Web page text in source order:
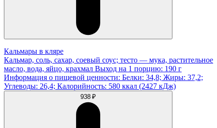
Кальмары в кляре
Кальмар, соль, сахар, соевый соус; тесто — мука, растительное
масло, вода, яйцо, крахмал Выход на 1 порцию: 190 г
Информация о пищевой ценности: Белки: 34,8; Жиры: 37,2;
Углеводы: 26,4; Калорийность: 580 ккал (2427 кДж)
938 ₽